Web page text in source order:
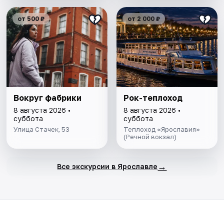
от 500 ₽
Вокруг фабрики
8 августа 2026 •
суббота
Улица Стачек, 53
от 2 000 ₽
Рок-теплоход
8 августа 2026 •
суббота
Теплоход «Ярославия»
(Речной вокзал)
Все экскурсии в Ярославле →